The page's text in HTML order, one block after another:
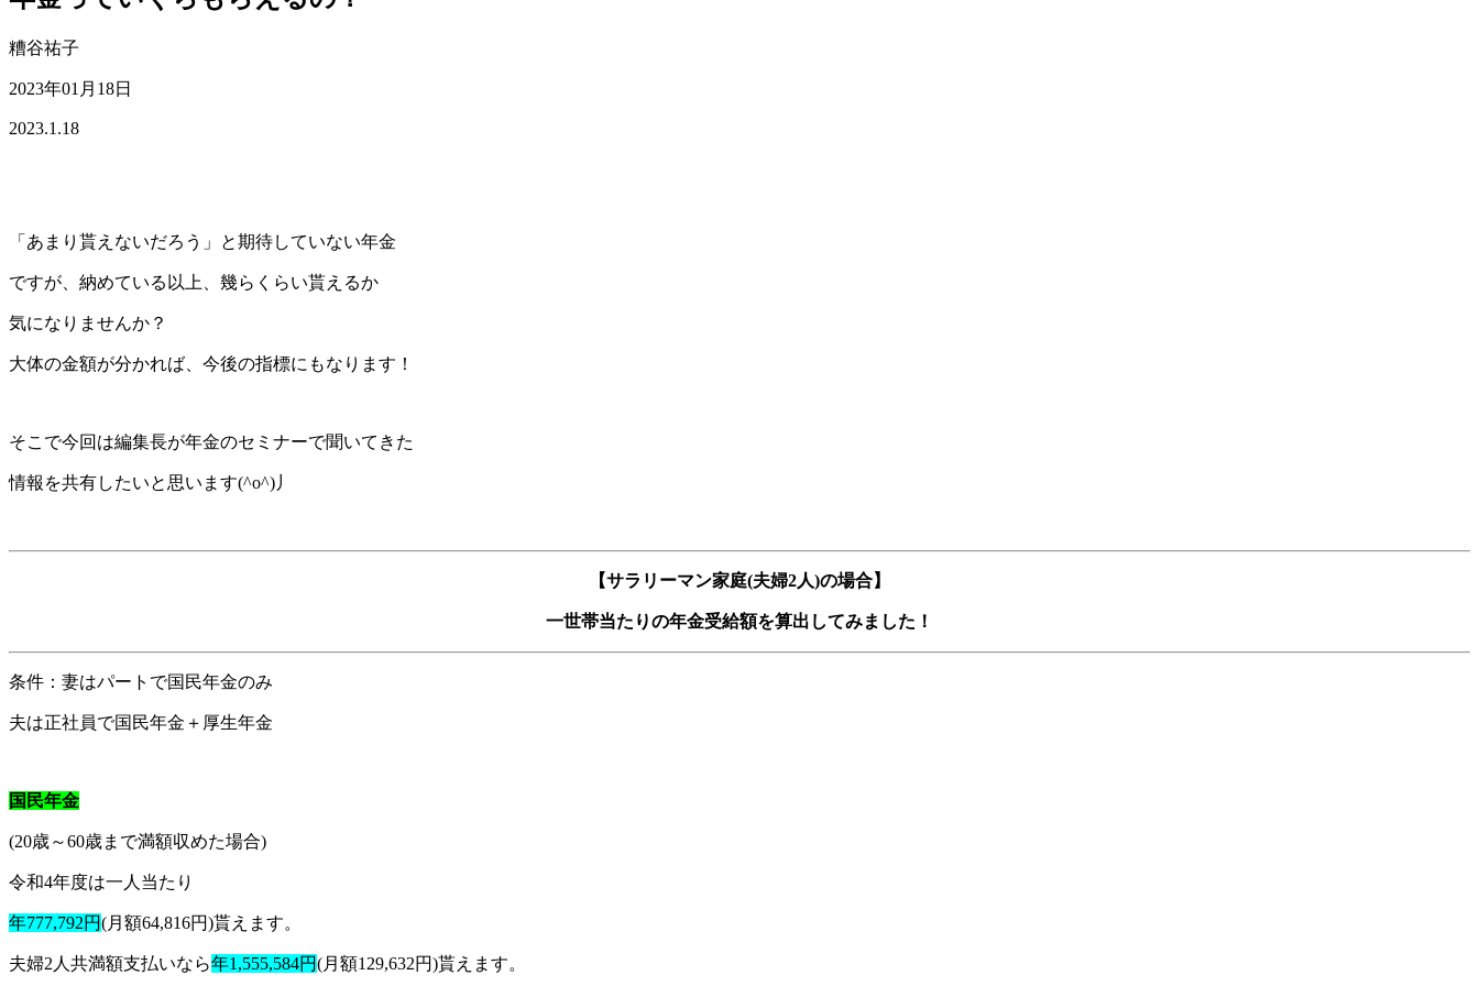
糟谷祐子
2023年01月18日
2023.1.18
「あまり貰えないだろう」と期待していない年金
ですが、 納めている以上、幾らくらい貰えるか
気になりませんか？
大体の金額が分かれば、今後の指標にもなります！
そこで今回は編集長が年金のセミナーで聞いてきた
情報を共有したいと思います(^o^)丿
【サラリーマン家庭(夫婦2人)の場合】
一世帯当たりの年金受給額を算出してみました！
条件：妻はパートで国民年金のみ
夫は正社員で国民年金＋厚生年金
国民年金
(20歳～60歳まで満額収めた場合)
令和4年度は一人当たり
年777,792円(月額64,816円)貰えます。
夫婦2人共満額支払いなら年1,555,584円(月額129,632円)貰えます。